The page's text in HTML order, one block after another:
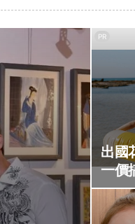
出國
一價
PR